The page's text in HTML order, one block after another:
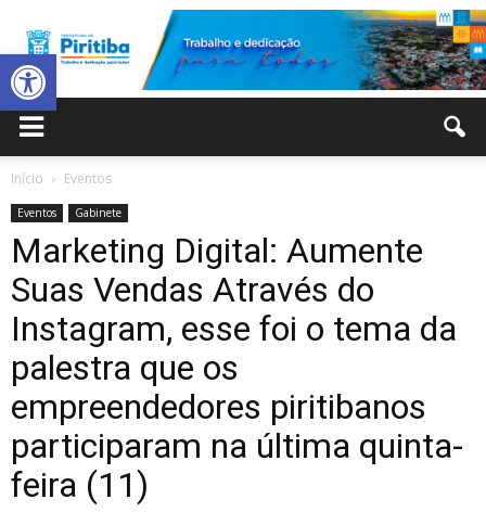
Abrir a barra de ferramentas
Municipal
de
Piritiba
Início Eventos
Eventos Gabinete
Marketing Digital: Aumente
Suas Vendas Através do
Instagram, esse foi o tema da
palestra que os
empreendedores piritibanos
participaram na última quinta-
feira (11)